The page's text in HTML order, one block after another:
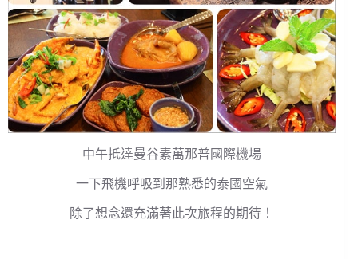
中午抵達曼谷素萬那普國際機場
一下飛機呼吸到那熟悉的泰國空氣
除了想念還充滿著此次旅程的期待！